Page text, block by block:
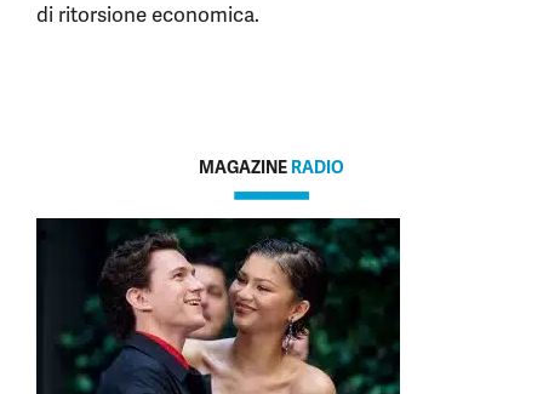
di ritorsione economica.
MAGAZINE RADIO